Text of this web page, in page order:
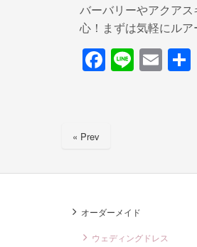
バーバリーやアクア
心！まずは気軽にルア
F
a
o
k
Li
n
E
m
« Prev
オーダーメイド
ウェディングドレス